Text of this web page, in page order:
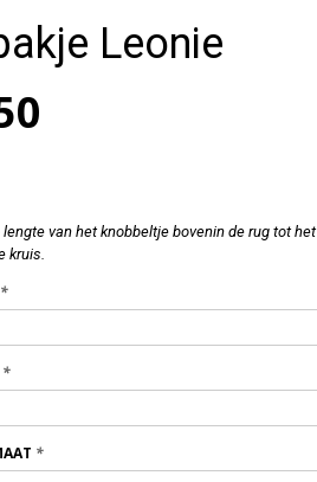
Leonie
lengte van het knobbeltje bovenin de rug tot het
kruis.
*
*
*